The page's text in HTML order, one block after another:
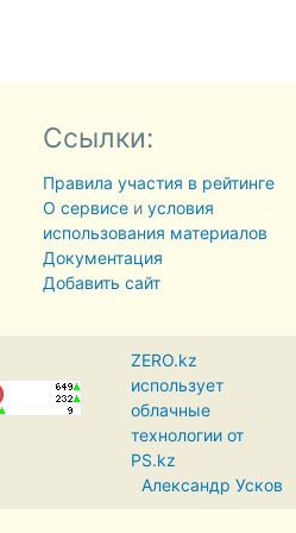
Ссылки:
Правила участия в рейтинге
О сервисеи условия
использования материалов
Документация
Добавить сайт
ZERO.kz
использует
облачные
технологии от
PS.kz
Александр Усков